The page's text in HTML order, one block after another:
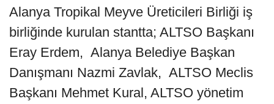
Alanya Tropikal Meyve Üreticileri Birliği iş
birliğinde kurulan stantta; ALTSO Başkanı
Eray Erdem, Alanya Belediye Başkan
Danışmanı Nazmi Zavlak, ALTSO Meclis
Başkanı Mehmet Kural, ALTSO yönetim